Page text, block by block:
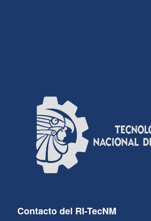
Contacto del RI-TecNM